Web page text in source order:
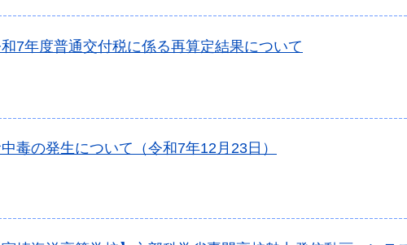
7年度普通交付税に係る再算定結果について
毒の発生について（令和7年12月23日）